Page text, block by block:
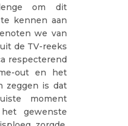
om dit
kennen aan
we van
de TV-reeks
respecterend
out en het
zeggen is dat
moment
gewenste